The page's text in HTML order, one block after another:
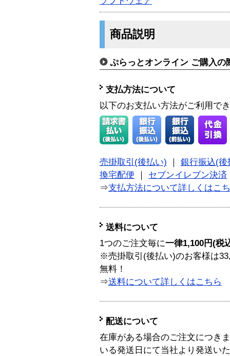
商品説明
ぷらっとオンライン ご購入の
支払方法について
以下のお支払い方法がご利用で
売掛取引(後払い)
銀行振込(後
換宅配便
セブンイレブン決済
⇒支払方法について詳しくはこ
送料について
1つのご注文毎に一律1,100円(税
※売掛取引(後払い)のお客様は
無料！
⇒送料について詳しくはこちら
配送について
在庫がある場合のご注文につき
いる発送日にて当社より発送い